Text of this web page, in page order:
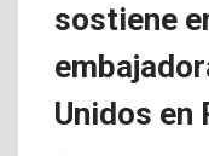
sostiene
Unidos en